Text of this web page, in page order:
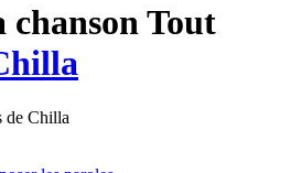
chanson Tout
de Chilla